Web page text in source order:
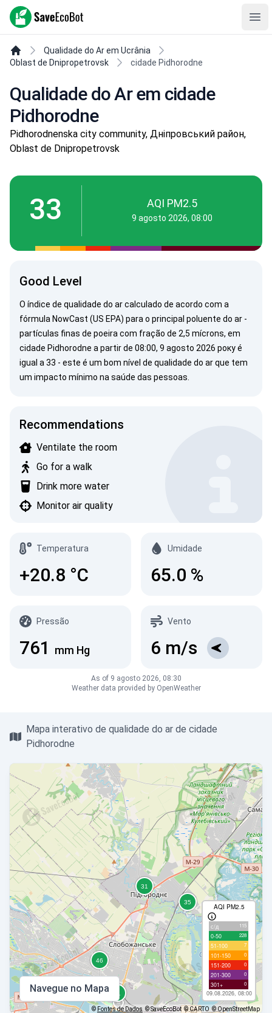
SaveEcoBot
Qualidade do Ar em Ucrânia
Oblast de Dnipropetrovsk
cidade Pidhorodne
Qualidade do Ar em cidade
Pidhorodne
Pidhorodnenska city community, Дніпровський район,
Oblast de Dnipropetrovsk
33 AQI PM2.5
9 agosto 2026, 08:00
Good Level
O índice de qualidade do ar calculado de acordo com a
fórmula NowCast (US EPA) para o principal poluente do ar -
partículas finas de poeira com fração de 2,5 mícrons, em
cidade Pidhorodne a partir de 08:00, 9 agosto 2026 року é
igual a 33 - este é um bom nível de qualidade do ar que tem
um impacto mínimo na saúde das pessoas.
Recommendations
Ventilate the room
Go for a walk
Drink more water
Monitor air quality
Temperatura
+20.8 °C
Umidade
65.0 %
Pressão
761 mm Hg
Vento
6 m/s
As of 9 agosto 2026, 08:30
Weather data provided by OpenWeather
Mapa interativo de qualidade do ar de cidade
Pidhorodne
AQI PM2.5
с/д 115
0-50 228
51-100 7
101-150 0
151-200 0
201-300 0
301+ 0
09.08.2026, 08:00
Navegue no Mapa
© Fontes de Dados © SaveEcoBot © CARTO © OpenStreetMap